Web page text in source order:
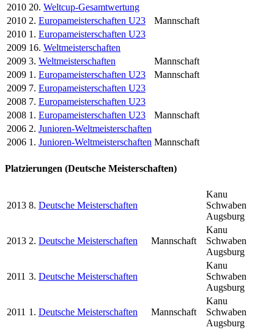
2010 20. Weltcup-Gesamtwertung
2010 2. Europameisterschaften U23
Mannschaft
2010 1. Europameisterschaften U23
2009 16. Weltmeisterschaften
2009 3. Weltmeisterschaften
Mannschaft
2009 1. Europameisterschaften U23
Mannschaft
2009 7. Europameisterschaften U23
2008 7. Europameisterschaften U23
2008 1. Europameisterschaften U23
Mannschaft
2006 2. Junioren-Weltmeisterschaften
2006 1. Junioren-Weltmeisterschaften Mannschaft
Platzierungen (Deutsche Meisterschaften)
2013 8. Deutsche Meisterschaften
Kanu
Schwaben
Augsburg
2013 2. Deutsche Meisterschaften Mannschaft
Kanu
Schwaben
Augsburg
2011 3. Deutsche Meisterschaften
Kanu
Schwaben
Augsburg
2011 1. Deutsche Meisterschaften Mannschaft
Kanu
Schwaben
Augsburg